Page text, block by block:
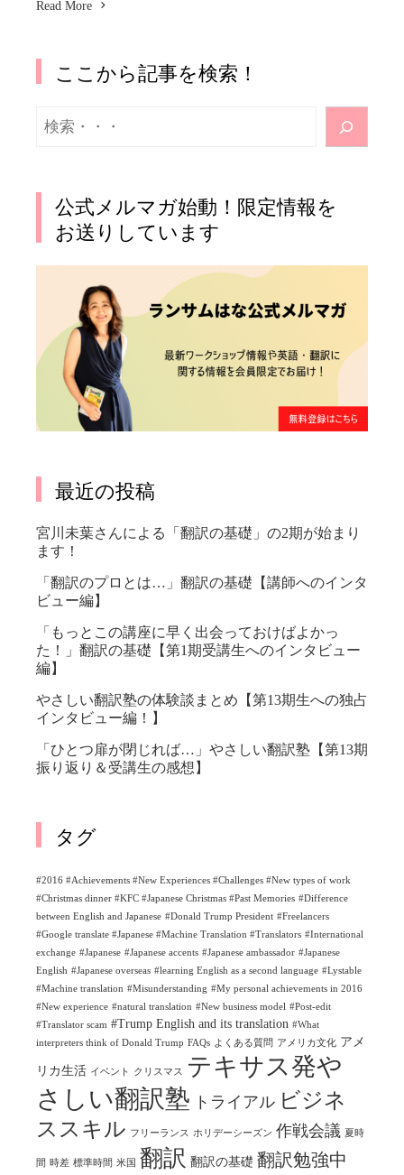
Read More
ここから記事を検索！
索
公式メルマガ始動！限定情報を
お送りしています
最近の投稿
宮川未葉さんによる「翻訳の基礎」の2期が始まり
ます！
「翻訳のプロとは…」翻訳の基礎【講師へのインタ
ビュー編】
「もっとこの講座に早く出会っておけばよかっ
た！」翻訳の基礎【第1期受講生へのインタビュー
編】
やさしい翻訳塾の体験談まとめ【第13期生への独占
インタビュー編！】
「ひとつ扉が閉じれば…」やさしい翻訳塾【第13期
振り返り＆受講生の感想】
タグ
#2016 #Achievements #New Experiences #Challenges #New types of work
#Christmas dinner #KFC #Japanese Christmas #Past Memories #Difference
between English and Japanese #Donald Trump President #Freelancers
#Google translate #Japanese #Machine Translation #Translators #International
exchange #Japanese #Japanese accents #Japanese ambassador #Japanese
English #Japanese overseas #learning English as a second language #Lystable
#Machine translation #Misunderstanding #My personal achievements in 2016
#New experience #natural translation #New business model #Post-edit
#Translator scam #Trump English and its translation #What
interpreters think of Donald Trump FAQs よくある質問 アメリカ文化 アメ
リカ生活 イベント クリスマス
テキサス発や
さしい翻訳塾 トライアル ビジネ
ススキル フリーランス ホリデーシーズン 作戦会議 夏時
間 時差 標準時間 米国 翻訳 翻訳の基礎 翻訳勉強中